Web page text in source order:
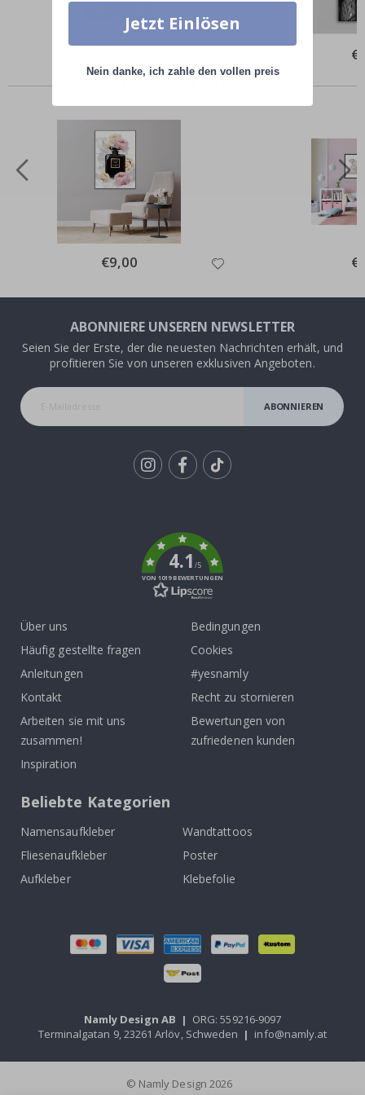
Andere kauften auch
Special
Price
€9,00
ABONNIERE UNSEREN NEWSLETTER
Seien Sie der Erste, der die neuesten Nachrichten erhält, und
profitieren Sie von unseren exklusiven Angeboten.
ABONNIEREN
4.1/5
VON 1019 BEWERTUNGEN
Über uns
Häufig gestellte fragen
Anleitungen
Kontakt
Arbeiten sie mit uns
zusammen!
Inspiration
Bedingungen
Cookies
#yesnamly
Recht zu stornieren
Bewertungen von
zufriedenen kunden
Beliebte Kategorien
Namensaufkleber
Wandtattoos
Fliesenaufkleber
Poster
Aufkleber
Klebefolie
Namly Design AB | ORG: 559216-9097
Terminalgatan 9, 23261 Arlöv, Schweden | info@namly.at
© Namly Design 2026
Jetzt Einlösen
Nein danke, ich zahle den vollen preis